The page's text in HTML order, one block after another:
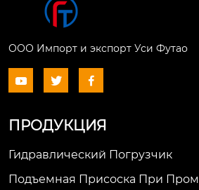
ООО Импорт и экспорт Уси Футао
  
ПРОДУКЦИЯ
Гидравлический Погрузчик
Подъемная Присоска При